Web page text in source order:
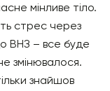
мінливе тіло.
стрес через
ВНЗ – все буде
змінювалося.
знайшов